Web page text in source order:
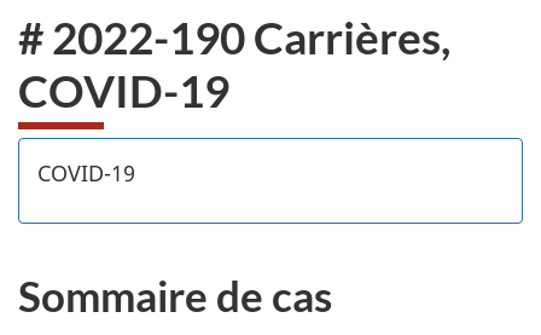
# 2022-190 Carrières,
COVID-19
COVID-19
Sommaire de cas